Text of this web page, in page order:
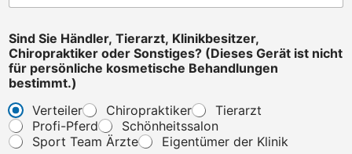
e
l
e
f
o
n
C
h
Sind Sie Händler, Tierarzt, Klinikbesitzer,
Chiropraktiker oder Sonstiges? (Dieses Gerät ist nicht
für persönliche kosmetische Behandlungen
bestimmt.)
Verteiler
Chiropraktiker
Tierarzt
Profi-Pferd
Schönheitssalon
Sport Team Ärzte
Eigentümer der Klinik